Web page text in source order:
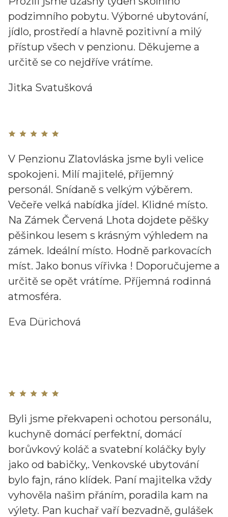
podzimního pobytu. Výborné ubytování,
jídlo, prostředí a hlavně pozitivní a milý
přístup všech v penzionu. Děkujeme a
určitě se co nejdříve vrátíme.
Jitka Svatušková
V Penzionu Zlatovláska jsme byli velice
spokojeni. Milí majitelé, příjemný
personál. Snídaně s velkým výběrem.
Večeře velká nabídka jídel. Klidné místo.
Na Zámek Červená Lhota dojdete pěšky
pěšinkou lesem s krásným výhledem na
zámek. Ideální místo. Hodně parkovacích
míst. Jako bonus vířivka ! Doporučujeme a
určitě se opět vrátíme. Příjemná rodinná
atmosféra.
Eva Dürichová
Byli jsme překvapeni ochotou personálu,
kuchyně domácí perfektní, domácí
borůvkový koláč a svatební koláčky byly
jako od babičky,. Venkovské ubytování
bylo fajn, ráno klídek. Paní majitelka vždy
vyhověla našim přáním, poradila kam na
výlety. Pan kuchař vaří bezvadně, gulášek